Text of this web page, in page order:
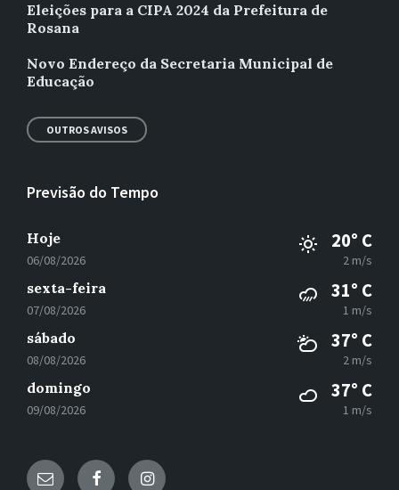
Eleições para a CIPA 2024 da Prefeitura de
Rosana
Novo Endereço da Secretaria Municipal de
Educação
OUTROS AVISOS
Previsão do Tempo
Hoje
06/08/2026
20° C
2 m/s
sexta-feira
07/08/2026
31° C
1 m/s
sábado
08/08/2026
37° C
2 m/s
domingo
09/08/2026
37° C
1 m/s
E- FacebookInstagram